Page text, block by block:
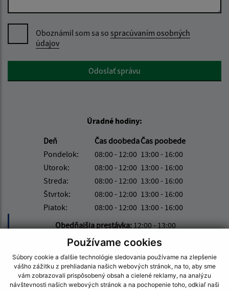
Používame cookies
Súbory cookie a ďalšie technológie sledovania používame na zlepšenie
vášho zážitku z prehliadania našich webových stránok, na to, aby sme
vám zobrazovali prispôsobený obsah a cielené reklamy, na analýzu
návštevnosti našich webových stránok a na pochopenie toho, odkiaľ naši
Oboznámil som sa so spracúvaním osobných
údajov
Google reCaptcha ResponseOdoslať správu
Úradné hodiny:
Deň
Čas doobedaČas poobede
Pondelok:
08:00 - 12:00 13:00 - 16:00
Utorok:
08:00 - 12:00 13:00 - 16:00
Streda:
08:00 - 12:00 13:00 - 16:00
Štvrtok:
08:00 - 12:00 13:00 - 16:00
Piatok:
08:00 - 12:00 13:00 - 16:00
Obedňajšia prestávka:12:00 - 13:00
Kontakt:
Obecný úrad Stuľany